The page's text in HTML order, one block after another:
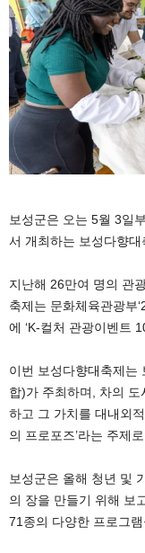
보성군은 오는 5월 3일
서 개최하는 보성다향
지난해 26만여 명의 관
축제는 문화체육관광부
에 ‘K-컬처 관광이벤트
이번 보성다향대축제는
합)가 주최하며, 차의
하고 그 가치를 대내외
의 프로포즈’라는 주제
보성군은 올해 청년 및
의 장을 만들기 위해 보
71종의 다양한 프로그